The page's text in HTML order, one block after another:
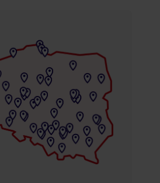
Łostowicka 4
+48 504 968 360
zobacz
Gdańsk
Przymorze
ul. Kołobrzeska 30
tel. +48 510 857
zobacz